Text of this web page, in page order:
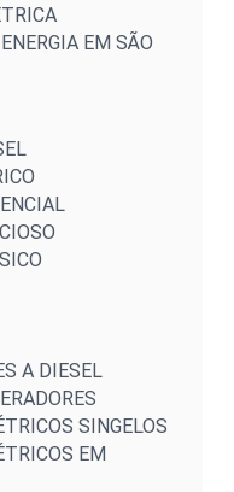
EM SÃO
A DIESEL
SINGELOS
EM